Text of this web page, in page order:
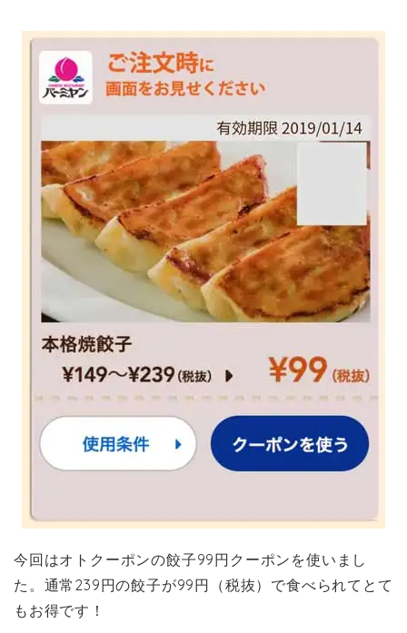
今回はオトクーポンの餃子99円クーポンを使いまし
た。通常239円の餃子が99円（税抜）で食べられてとて
もお得です！